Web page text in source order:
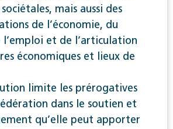
mais aussi des
de l’économie, du
l’emploi et de l’articulation
économiques et lieux de
limite les prérogatives
dans le soutien et
qu’elle peut apporter